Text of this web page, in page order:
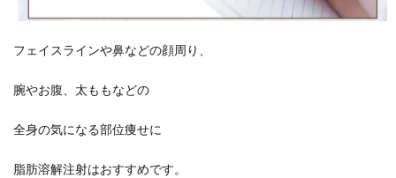
フェイスラインや鼻などの顔周り、
腕やお腹、太ももなどの
全身の気になる部位痩せに
脂肪溶解注射はおすすめです。